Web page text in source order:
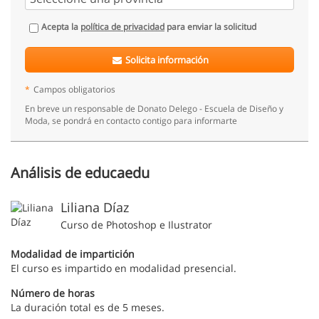
Acepta la política de privacidad para enviar la solicitud
Solicita información
* Campos obligatorios
En breve un responsable de Donato Delego - Escuela de Diseño y
Moda, se pondrá en contacto contigo para informarte
Análisis de educaedu
Liliana Díaz
Curso de Photoshop e Ilustrator
Modalidad de impartición
El curso es impartido en modalidad presencial.
Número de horas
La duración total es de 5 meses.